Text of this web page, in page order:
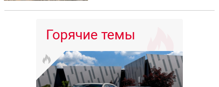
Горячие темы